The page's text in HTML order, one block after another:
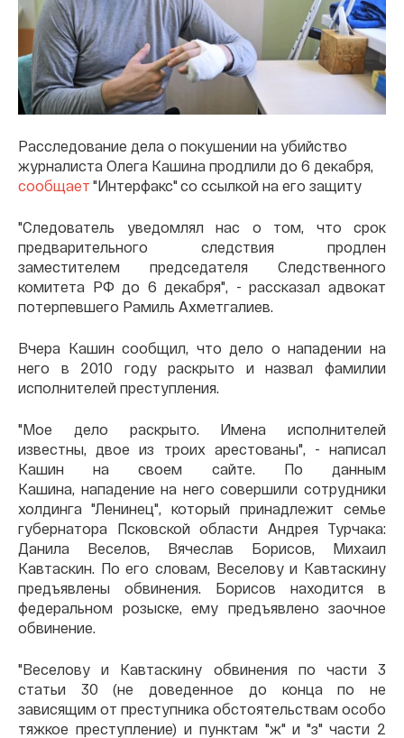
Расследование дела о покушении на убийство
журналиста Олега Кашина продлили до 6 декабря,
сообщает "Интерфакс" со ссылкой на его защиту
"Следователь уведомлял нас о том, что срок
предварительного следствия продлен
заместителем председателя Следственного
комитета РФ до 6 декабря", - рассказал адвокат
потерпевшего Рамиль Ахметгалиев.
Вчера Кашин сообщил, что дело о нападении на
него в 2010 году раскрыто и назвал фамилии
исполнителей преступления.
"Мое дело раскрыто. Имена исполнителей
известны, двое из троих арестованы", - написал
Кашин на своем сайте. По данным
Кашина, нападение на него совершили сотрудники
холдинга "Ленинец", который принадлежит семье
губернатора Псковской области Андрея Турчака:
Данила Веселов, Вячеслав Борисов, Михаил
Кавтаскин. По его словам, Веселову и Кавтаскину
предъявлены обвинения. Борисов находится в
федеральном розыске, ему предъявлено заочное
обвинение.
"Веселову и Кавтаскину обвинения по части 3
статьи 30 (не доведенное до конца по не
зависящим от преступника обстоятельствам особо
тяжкое преступление) и пунктам "ж" и "з" части 2